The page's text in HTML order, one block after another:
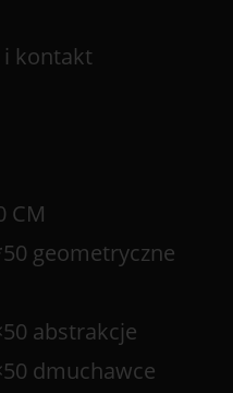
i kontakt
CM
geometryczne
abstrakcje
dmuchawce